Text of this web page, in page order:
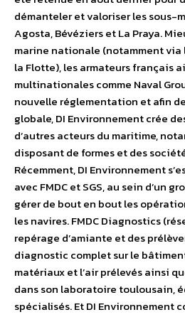
démanteler et valoriser les sous-
Agosta, Bévéziers et La Praya.
marine nationale (notamment via
la Flotte), les armateurs français
multinationales comme Naval
nouvelle réglementation et afin
globale, DI Environnement crée
d’autres acteurs du maritime,
disposant de formes et des
Récemment, DI Environnement
avec FMDC et SGS, au sein d’un
gérer de bout en bout les
les navires. FMDC Diagnostics
repérage d’amiante et des
diagnostic complet sur le
matériaux et l’air prélevés ainsi
dans son laboratoire toulousain,
spécialisés. Et DI Environnement